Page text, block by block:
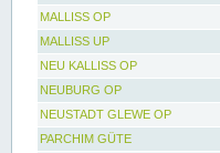
MALLISS OP
MALLISS UP
NEU KALLISS OP
NEUBURG OP
NEUSTADT GLEWE OP
PARCHIM GÜTE